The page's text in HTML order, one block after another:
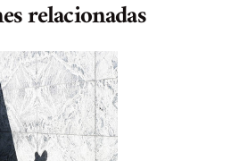
relacionadas